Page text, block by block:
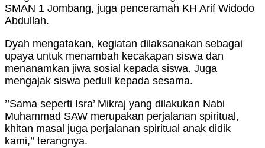
SMAN 1 Jombang, juga penceramah KH Arif Widodo
Abdullah.
Dyah mengatakan, kegiatan dilaksanakan sebagai
upaya untuk menambah kecakapan siswa dan
menanamkan jiwa sosial kepada siswa. Juga
mengajak siswa peduli kepada sesama.
’’Sama seperti Isra’ Mikraj yang dilakukan Nabi
Muhammad SAW merupakan perjalanan spiritual,
khitan masal juga perjalanan spiritual anak didik
kami,’’ terangnya.